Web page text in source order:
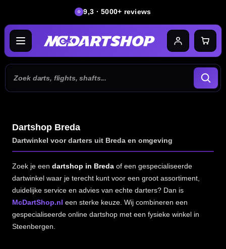
9,3 · 5000+ reviews
Dartshop Breda
Dartwinkel voor darters uit Breda en omgeving
Zoek je eendartshop in Breda of een gespecialiseerde
dartwinkel waar je terecht kunt voor een groot assortiment,
duidelijke service en advies van echte darters? Dan is
McDartShop.nl een sterke keuze. Wij combineren een
gespecialiseerde online dartshop met een fysieke winkel in
Steenbergen.